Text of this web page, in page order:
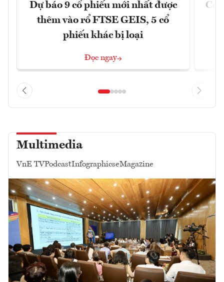
Dự báo 9 cổ phiếu mới nhất được
thêm vào rổ FTSE GEIS, 5 cổ
phiếu khác bị loại
Đọc ngay
Có
Multimedia
VnE TVPodcastInfographicseMagazine